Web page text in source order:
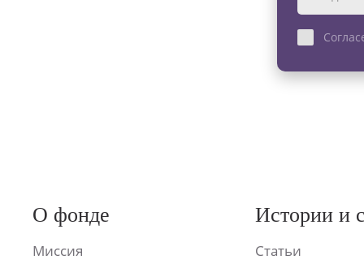
О фонде
Миссия
Истории и
Статьи